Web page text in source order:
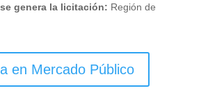
genera la licitación: Región de
en Mercado Público